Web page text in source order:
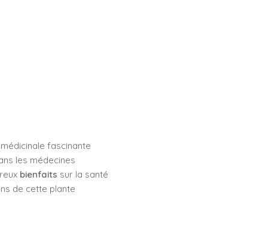
fascinante
les médecines
bienfaits sur la santé
de cette plante